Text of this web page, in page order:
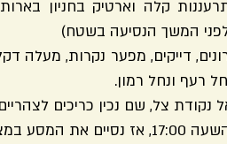
קלה וארטיק בחניון
המשך הנסיעה בשטח)
דייקים, מפער נקרות, מעלה
רעף ונחל רמון.
נקודת צל, שם נכין כריכים
נמשיך בנחל ערוד, עד השעה 17:00,